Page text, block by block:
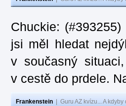
Chuckie:
jsi měl hledat
v současný
v cestě do prdele.
Frankenstein Guru AZ kvízu... A